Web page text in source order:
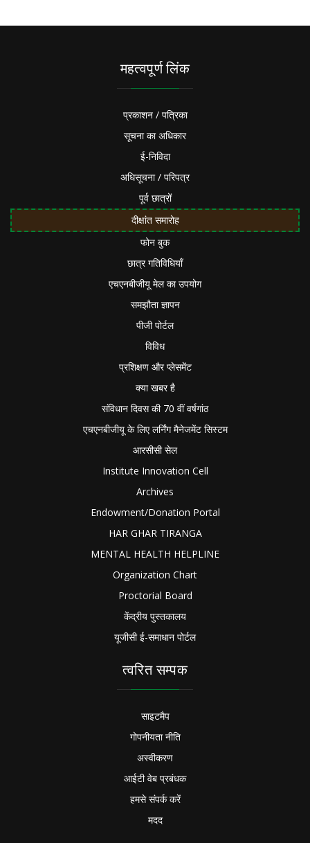
महत्वपूर्ण लिंक
प्रकाशन / पत्रिका
सूचना का अधिकार
ई-निविदा
अधिसूचना / परिपत्र
पूर्व छात्रों
दीक्षांत समारोह
फोन बुक
छात्र गतिविधियाँ
एचएनबीजीयू मेल का उपयोग
समझौता ज्ञापन
पीजी पोर्टल
विविध
प्रशिक्षण और प्लेसमेंट
क्या खबर है
संविधान दिवस की 70 वीं वर्षगांठ
एचएनबीजीयू के लिए लर्निंग मैनेजमेंट सिस्टम
आरसीसी सेल
Institute Innovation Cell
Archives
Endowment/Donation Portal
HAR GHAR TIRANGA
MENTAL HEALTH HELPLINE
Organization Chart
Proctorial Board
केंद्रीय पुस्तकालय
यूजीसी ई-समाधान पोर्टल
त्वरित सम्पक
साइटमैप
गोपनीयता नीति
अस्वीकरण
आईटी वेब प्रबंधक
हमसे संपर्क करें
मदद